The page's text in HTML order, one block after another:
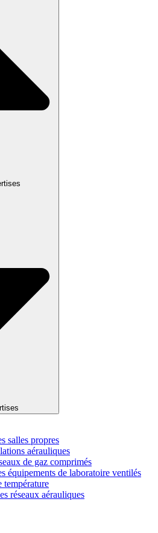
salles propres
aérauliques
de gaz comprimés
équipements de laboratoire ventilés
température
réseaux aérauliques